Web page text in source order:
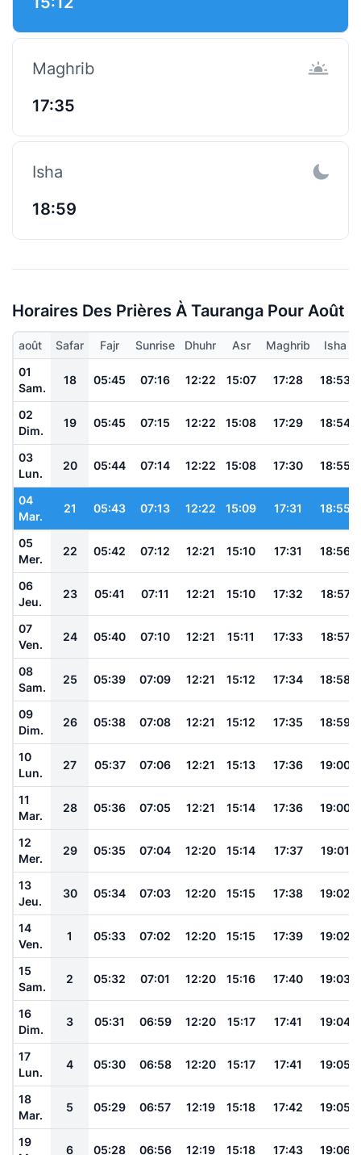
Maghrib
17:35
Isha
18:59
Horaires Des Prières À Tauranga Pour Août
août Safar Fajr Sunrise Dhuhr Asr Maghrib
Isha
01
Sam.
18 05:45 07:16 12:22 15:07 17:28 18:53
02
Dim.
19 05:45 07:15 12:22 15:08 17:29 18:54
03
Lun.
20 05:44 07:14 12:22 15:08 17:30 18:55
04
Mar.
21 05:43 07:13 12:22 15:09 17:31 18:55
05
Mer.
22 05:42 07:12 12:21 15:10 17:31 18:56
06
Jeu.
23 05:41 07:11 12:21 15:10 17:32 18:57
07
Ven.
24 05:40 07:10 12:21 15:11 17:33 18:57
08
Sam.
25 05:39 07:09 12:21 15:12 17:34 18:58
09
Dim.
26 05:38 07:08 12:21 15:12 17:35 18:59
10
Lun.
27 05:37 07:06 12:21 15:13 17:36 19:00
11
Mar.
28 05:36 07:05 12:21 15:14 17:36 19:00
12
Mer.
29 05:35 07:04 12:20 15:14 17:37 19:01
13
Jeu.
30 05:34 07:03 12:20 15:15 17:38 19:02
14
Ven.
1 05:33 07:02 12:20 15:15 17:39 19:02
15
Sam.
2 05:32 07:01 12:20 15:16 17:40 19:03
16
Dim.
3 05:31 06:59 12:20 15:17 17:41 19:04
17
Lun.
4 05:30 06:58 12:20 15:17 17:41 19:05
18
Mar.
5 05:29 06:57 12:19 15:18 17:42 19:05
19
6 05:28 06:56 12:19 15:18 17:43 19:06